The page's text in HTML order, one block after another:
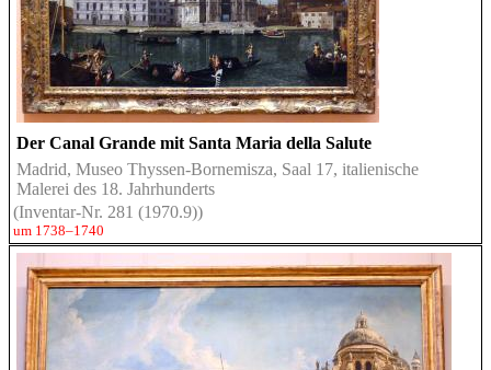
Der Canal Grande mit Santa Maria della Salute
Madrid, Museo Thyssen-Bornemisza, Saal 17, italienische
Malerei des 18. Jahrhunderts
(Inventar-Nr. 281 (1970.9))
um 1738–1740